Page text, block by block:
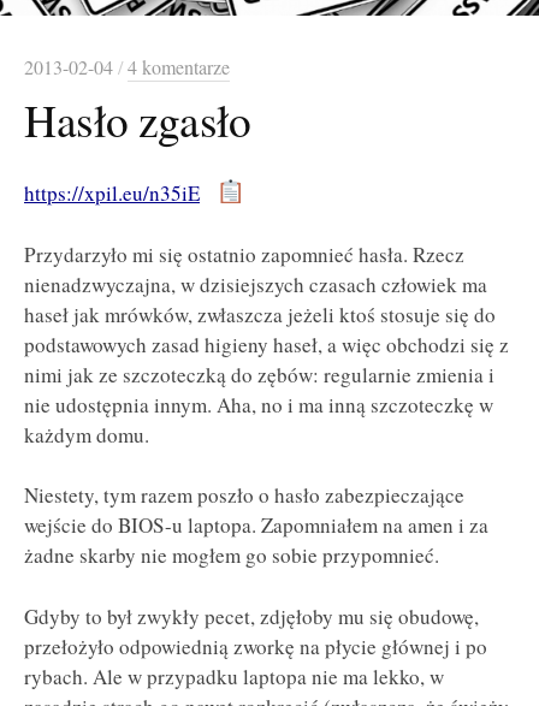
2013-02-04/4 komentarze
Hasło zgasło
https://xpil.eu/n35iE
Przydarzyło mi się ostatnio zapomnieć hasła. Rzecz
nienadzwyczajna, w dzisiejszych czasach człowiek ma
haseł jak mrówków, zwłaszcza jeżeli ktoś stosuje się do
podstawowych zasad higieny haseł, a więc obchodzi się z
nimi jak ze szczoteczką do zębów: regularnie zmienia i
nie udostępnia innym. Aha, no i ma inną szczoteczkę w
każdym domu.
Niestety, tym razem poszło o hasło zabezpieczające
wejście do BIOS-u laptopa. Zapomniałem na amen i za
żadne skarby nie mogłem go sobie przypomnieć.
Gdyby to był zwykły pecet, zdjęłoby mu się obudowę,
przełożyło odpowiednią zworkę na płycie głównej i po
rybach. Ale w przypadku laptopa nie ma lekko, w